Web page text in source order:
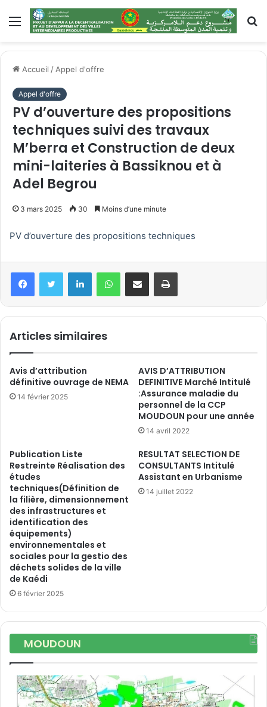
Menu
Accueil / Appel d'offre
Appel d'offre
PV d’ouverture des propositions
techniques suivi des travaux
M’berra et Construction de deux
mini-laiteries à Bassiknou et à
Adel Begrou
3 mars 2025 30 Moins d’une minute
PV d’ouverture des propositions techniques
Articles similaires
Avis d’attribution
définitive ouvrage de NEMA
14 février 2025
AVIS D’ATTRIBUTION
DEFINITIVE Marché Intitulé
:Assurance maladie du
personnel de la CCP
MOUDOUN pour une année
14 avril 2022
Publication Liste
Restreinte Réalisation des
études
techniques(Définition de
la filière, dimensionnement
des infrastructures et
identification des
équipements)
environnementales et
sociales pour la gestio des
déchets solides de la ville
de Kaédi
6 février 2025
RESULTAT SELECTION DE
CONSULTANTS Intitulé
Assistant en Urbanisme
14 juillet 2022
MOUDOUN